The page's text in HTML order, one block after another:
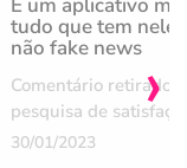
tudo que tem nele
não fake news
Comentário retirado
pesquisa de
30/01/2023
›